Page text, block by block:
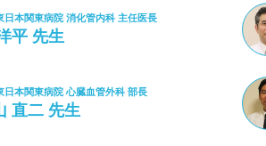
日本関東病院 消化管内科 主任医長
平 先生
日本関東病院 心臓血管外科 部長
直二 先生